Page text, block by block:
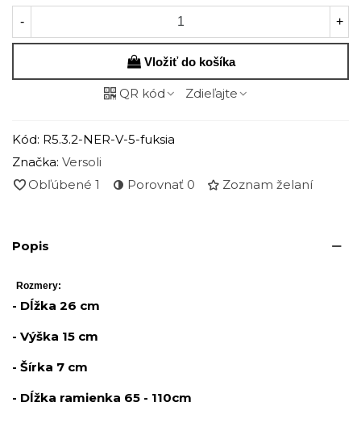
- +
Vložiť do košíka
QR kód Zdieľajte
Kód: R5.3.2-NER-V-5-fuksia
Značka: Versoli
Obľúbené 1 Porovnať 0 Zoznam želaní
Popis
Rozmery:
- Dĺžka 26 cm
- Výška 15 cm
- Šírka 7 cm
- Dĺžka ramienka 65 - 110cm